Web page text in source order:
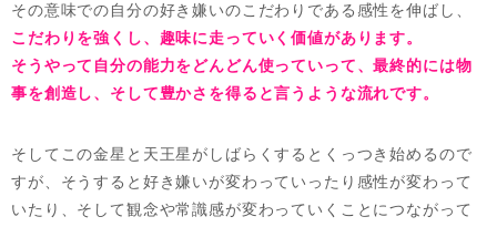
その意味での自分の好き嫌いのこだわりである感性を伸ばし、
こだわりを強くし、趣味に走っていく価値があります。
そうやって自分の能力をどんどん使っていって、最終的には物
事を創造し、そして豊かさを得ると言うような流れです。
そしてこの金星と天王星がしばらくするとくっつき始めるので
すが、そうすると好き嫌いが変わっていったり感性が変わって
いたり、そして観念や常識感が変わっていくことにつながって